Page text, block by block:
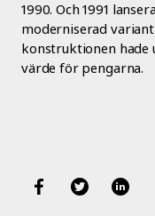
1990. Och 1991
moderniserad
konstruktionen
värde för pengarna.